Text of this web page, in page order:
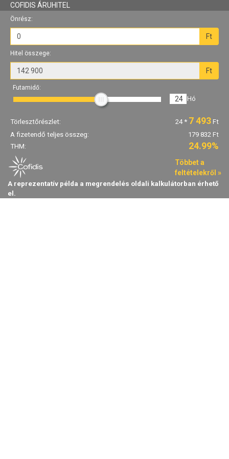
COFIDIS ÁRUHITEL
Önrész:
Ft
Hitel összege:
Ft
Futamidő:
24 Hó
Törlesztőrészlet: 24* 7 493 Ft
A fizetendő teljes összeg:
179 832 Ft
THM:
24.99%
Többet a
feltételekről »
A reprezentatív példa a megrendelés oldali kalkulátorban érhető
el.